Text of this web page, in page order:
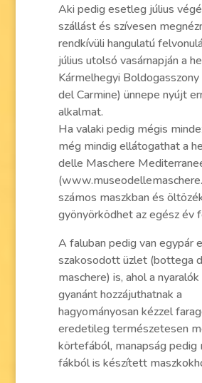
Aki pedig esetleg július
szállást és szívesen
rendkívüli hangulatú
július utolsó vasárnapján a
Kármelhegyi
del Carmine) ünnepe nyújt
alkalmat.
Ha valaki pedig mégis
még mindig ellátogathat a
delle Maschere
számos maszkban és
gyönyörködhet az egész év
A faluban pedig van egypár
szakosodott üzlet (bottega
maschere) is, ahol a
gyanánt hozzájuthatnak a
hagyományosan kézzel
eredetileg természetesen
körtefából, manapság pedig
fákból is készített